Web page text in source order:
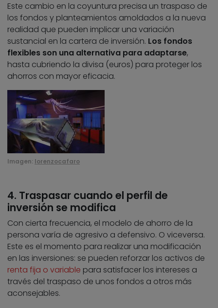
Este cambio en la coyuntura precisa un traspaso de
los fondos y planteamientos amoldados a la nueva
realidad que pueden implicar una variación
sustancial en la cartera de inversión. Los fondos
flexibles son una alternativa para adaptarse,
hasta cubriendo la divisa (euros) para proteger los
ahorros con mayor eficacia.
Imagen: lorenzocafaro
4. Traspasar cuando el perfil de
inversión se modifica
Con cierta frecuencia, el modelo de ahorro de la
persona varía de agresivo a defensivo. O viceversa.
Este es el momento para realizar una modificación
en las inversiones: se pueden reforzar los activos de
renta fija o variable para satisfacer los intereses a
través del traspaso de unos fondos a otros más
aconsejables.